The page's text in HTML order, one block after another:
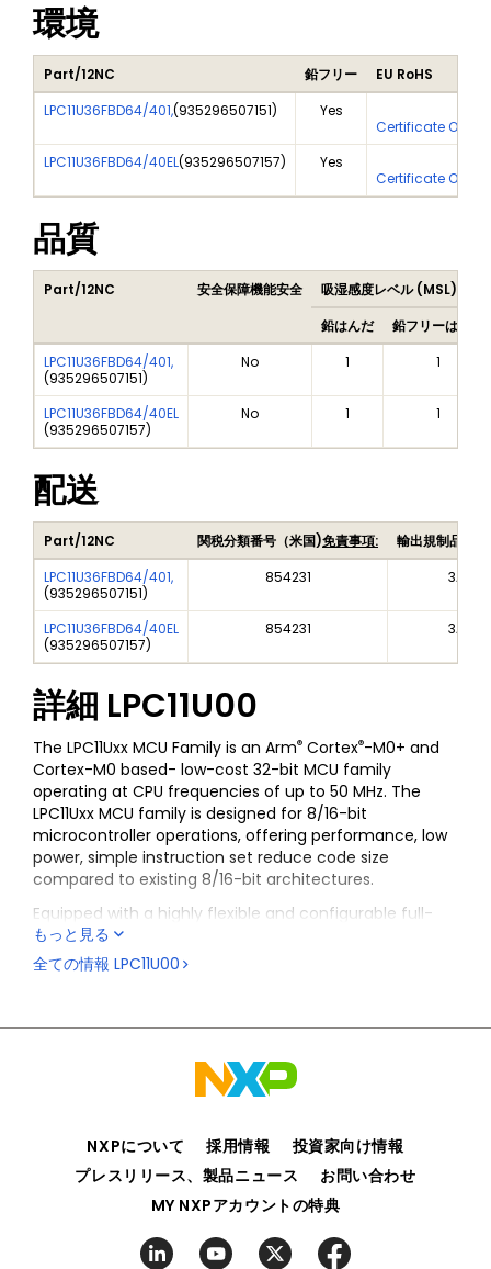
環境
Part/12NC 鉛フリー
EU RoHS
LPC11U36FBD64/401,(935296507151) Yes
Certificate Of
LPC11U36FBD64/40EL(935296507157) Yes
Certificate Of
品質
Part/12NC 安全保障機能安全
吸湿感度レベル (MSL)
鉛はんだ
鉛フリーはんだ
LPC11U36FBD64/401,
(935296507151)
No 1 1
LPC11U36FBD64/40EL
(935296507157)
No 1 1
配送
Part/12NC 関税分類番号（米国)免責事項:
輸出規制品目
LPC11U36FBD64/401,
(935296507151)
854231
LPC11U36FBD64/40EL
(935296507157)
854231
詳細 LPC11U00
The LPC11Uxx MCU Family is an Arm® Cortex®-M0+ and
Cortex-M0 based- low-cost 32-bit MCU family
operating at CPU frequencies of up to 50 MHz. The
LPC11Uxx MCU family is designed for 8/16-bit
microcontroller operations, offering performance, low
power, simple instruction set reduce code size
compared to existing 8/16-bit architectures.
Equipped with a highly flexible and configurable full-
speed USB 2.0 device controller, the LPC11Uxx family
brings design flexibility and seamless integration to
up to 256KB of flash memory, up to 32 KB of SRAM, up
SSP, PWM/timer subsystem with up to six configurable
multi-purpose timers, an Analog to Digital Converter,
もっと見る
全ての情報 LPC11U00
NXPについて 採用情報
投資家向け情報
プレスリリース、製品ニュース
お問い合わせ
MY NXPアカウントの特典